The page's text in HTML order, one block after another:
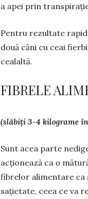
a apei prin
Pentru rezultate
două căni cu ceai
cealaltă.
FIBRELE
(slăbiți 3-4 kilograme
Sunt acea parte
acționează ca o
fibrelor alimentare ca
sațietate, ceea ce va